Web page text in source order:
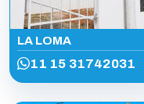
LA LOMA
11 15 31742031